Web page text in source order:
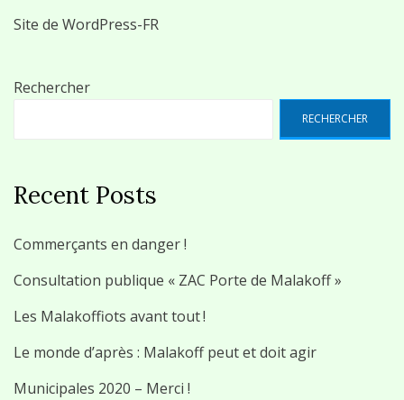
Site de WordPress-FR
Rechercher
RECHERCHER
Recent Posts
Commerçants en danger !
Consultation publique « ZAC Porte de Malakoff »
Les Malakoffiots avant tout !
Le monde d’après : Malakoff peut et doit agir
Municipales 2020 – Merci !